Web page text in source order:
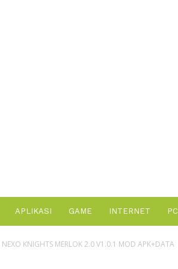
AndroidGaul.id
APLIKASI GAME INTERNET PC
NEXO KNIGHTS MERLOK 2.0 V1.0.1 MOD APK+DATA